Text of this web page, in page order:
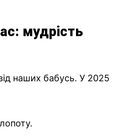
мудрість
наших бабусь. У 2025